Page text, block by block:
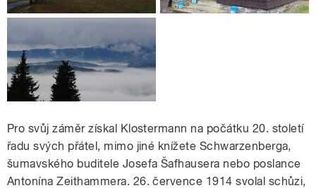
Pro svůj záměr získal Klostermann na počátku 20. století
řadu svých přátel, mimo jiné knížete Schwarzenberga,
šumavského buditele Josefa Šafhausera nebo poslance
Antonína Zeithammera. 26. července 1914 svolal schůzi,